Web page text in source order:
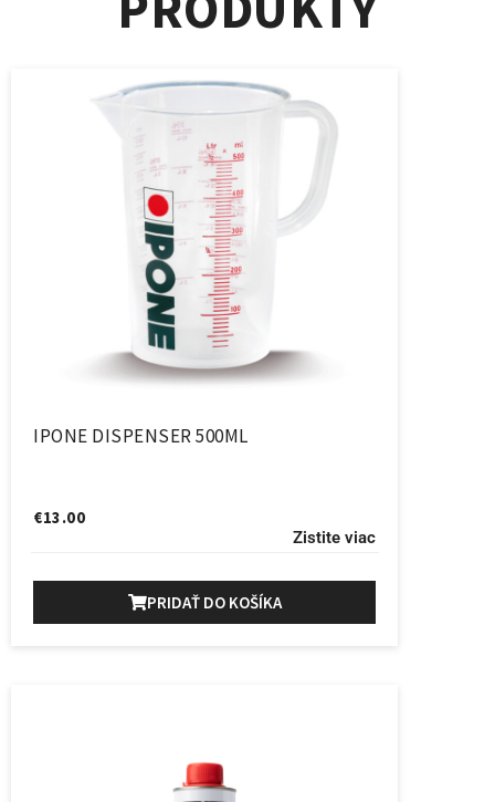
IPONE DISPENSER 500ML
€13.00
Zistite viac
PRIDAŤ DO KOŠÍKA